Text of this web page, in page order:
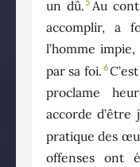
un dû. Au
accomplir, a
l’homme
par sa foi. 6
proclame
accorde d’être
pratique des
offenses ont